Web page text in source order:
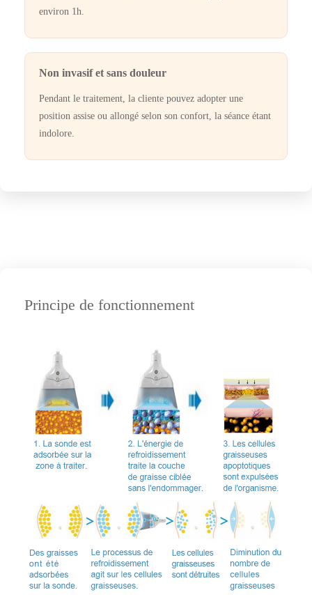
environ 1h.
Non invasif et sans douleur
Pendant le traitement, la cliente pouvez adopter une
position assise ou allongé selon son confort, la séance étant
indolore.
Principe de fonctionnement